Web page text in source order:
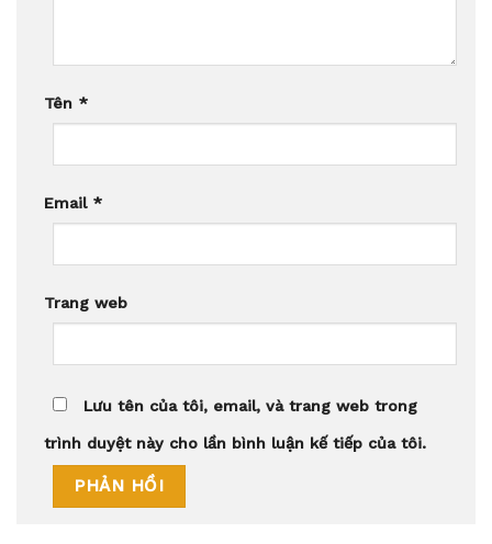
Tên *
Email *
Trang web
Lưu tên của tôi, email, và trang web trong
trình duyệt này cho lần bình luận kế tiếp của tôi.